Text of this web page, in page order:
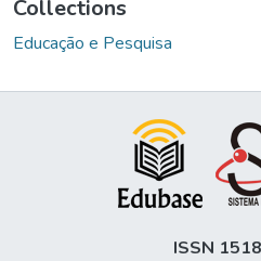
Collections
Educação e Pesquisa
ISSN